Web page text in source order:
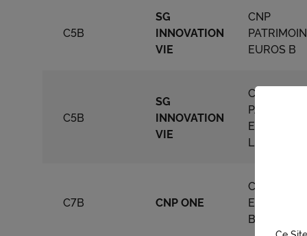
C5B
SG
INNOVATION
VIE
CNP
EUROS B
C5B
SG
INNOVATION
VIE
CNP
PATRIMOINE
EUROS
Lib RT
C7B CNP ONE
CNP ONE
EUROS
BPE